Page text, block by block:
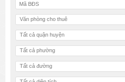
Văn phòng cho thuê
Tất cả quận huyện
Tất cả phường
Tất cả đường